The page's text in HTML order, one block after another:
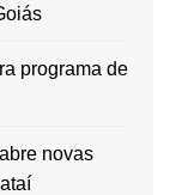
programa de
novas